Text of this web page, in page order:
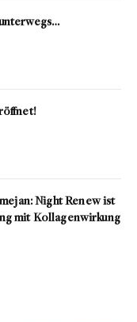
Night Renew ist
mit Kollagenwirkung